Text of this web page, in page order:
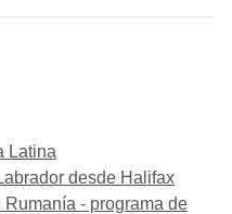
Latina
desde Halifax
- programa de